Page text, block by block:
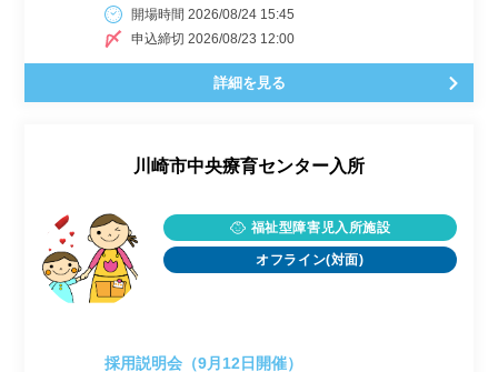
開場時間 2026/08/24 15:45
申込締切 2026/08/23 12:00
詳細を見る
川崎市中央療育センター入所
福祉型障害児入所施設
オフライン(対面)
採用説明会（9月12日開催）